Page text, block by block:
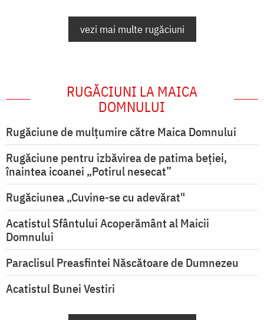
vezi mai multe rugăciuni
RUGĂCIUNI LA MAICA
DOMNULUI
Rugăciune de mulţumire către Maica Domnului
Rugăciune pentru izbăvirea de patima beției,
înaintea icoanei „Potirul nesecat”
Rugăciunea „Cuvine-se cu adevărat"
Acatistul Sfântului Acoperământ al Maicii
Domnului
Paraclisul Preasfintei Născătoare de Dumnezeu
Acatistul Bunei Vestiri